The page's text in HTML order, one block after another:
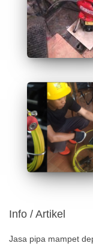
Info / Artikel
Jasa pipa mampet